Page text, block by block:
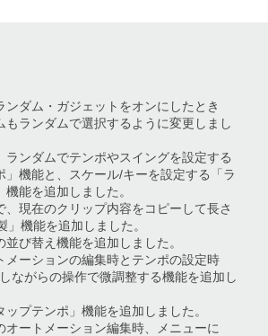
ンダム・ガジェットをオンにしたとき
もランダムで選択するように変更しまし
ランダムでテンポやスイングを設定する
」機能と、スケール/キーを設定する「ラ
能を追加しました。
、現在のクリップ内容をコピーして長さ
」機能を追加しました。
び替え機能を追加しました。
メーションの編集時とテンポの設定時
ながらの操作で微調整する機能を追加し
プテンポ」機能を追加しました。
オートメーション編集時、メニューに